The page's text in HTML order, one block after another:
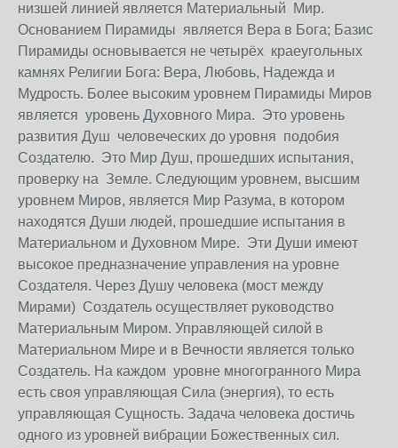
низшей линией является Материальный Мир.
Основанием Пирамиды является Вера в Бога; Базис
Пирамиды основывается не четырёх краеугольных
камнях Религии Бога: Вера, Любовь, Надежда и
Мудрость. Более высоким уровнем Пирамиды Миров
является уровень Духовного Мира. Это уровень
развития Душ человеческих до уровня подобия
Создателю. Это Мир Душ, прошедших испытания,
проверку на Земле. Следующим уровнем, высшим
уровнем Миров, является Мир Разума, в котором
находятся Души людей, прошедшие испытания в
Материальном и Духовном Мире. Эти Души имеют
высокое предназначение управления на уровне
Создателя. Через Душу человека (мост между
Мирами) Создатель осуществляет руководство
Материальным Миром. Управляющей силой в
Материальном Мире и в Вечности является только
Создатель. На каждом уровне многогранного Мира
есть своя управляющая Сила (энергия), то есть
управляющая Сущность. Задача человека достичь
одного из уровней вибрации Божественных сил.